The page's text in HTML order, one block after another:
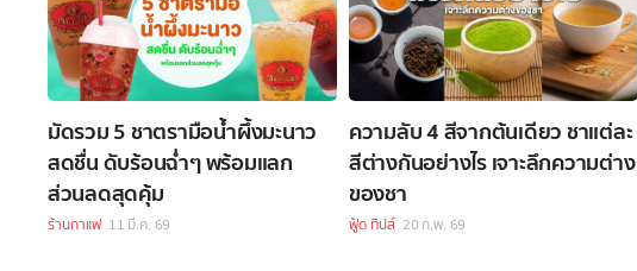
มัดรวม 5 ชาตรามือน้ำผึ้งมะนาว
สดชื่น ดับร้อนฉ่ำๆ พร้อมแลก
ส่วนลดสุดคุ้ม
ร้านกาแฟ 11 มี.ค. 69
ความลับ 4 สีจากต้นเดียว ชาแต่ละ
สีต่างกันอย่างไร เจาะลึกความต่าง
ของชา
ฟู้ด ทิปส์ 20 ก.พ. 69